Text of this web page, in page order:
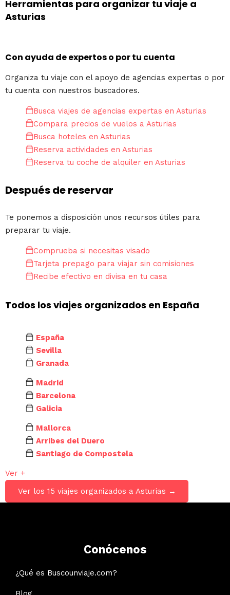
Herramientas para organizar tu viaje a
Asturias
Con ayuda de expertos o por tu cuenta
Organiza tu viaje con el apoyo de agencias expertas o por
tu cuenta con nuestros buscadores.
Busca viajes de agencias expertas en Asturias
Compara precios de vuelos a Asturias
Busca hoteles en Asturias
Reserva actividades en Asturias
Reserva tu coche de alquiler en Asturias
Después de reservar
Te ponemos a disposición unos recursos útiles para
preparar tu viaje.
Comprueba si necesitas visado
Tarjeta prepago para viajar sin comisiones
Recibe efectivo en divisa en tu casa
Todos los viajes organizados en España
España
Sevilla
Granada
Madrid
Barcelona
Galicia
Mallorca
Arribes del Duero
Santiago de Compostela
Ver +
Ver los 15 viajes organizados a Asturias →
Conócenos
¿Qué es Buscounviaje.com?